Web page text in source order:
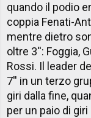
quando il podio
coppia Fenati-
mentre dietro
oltre 3'': Foggia,
Rossi. Il leader
7'' in un terzo
giri dalla fine,
per un paio di